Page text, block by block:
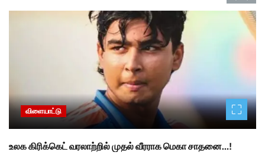
விளையாட்டு
உலக கிரிக்கெட் வரலாற்றில் முதல் வீரராக மெகா சாதனை…!